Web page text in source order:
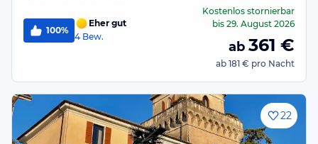
100%
Eher gut
4 Bew.
Kostenlos stornierbar
bis 29. August 2026
ab 361 €
ab 181 € pro Nacht
22